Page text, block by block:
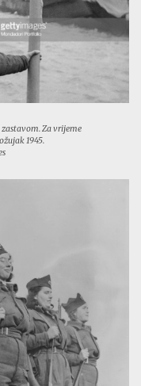
Za vrijeme
1945.